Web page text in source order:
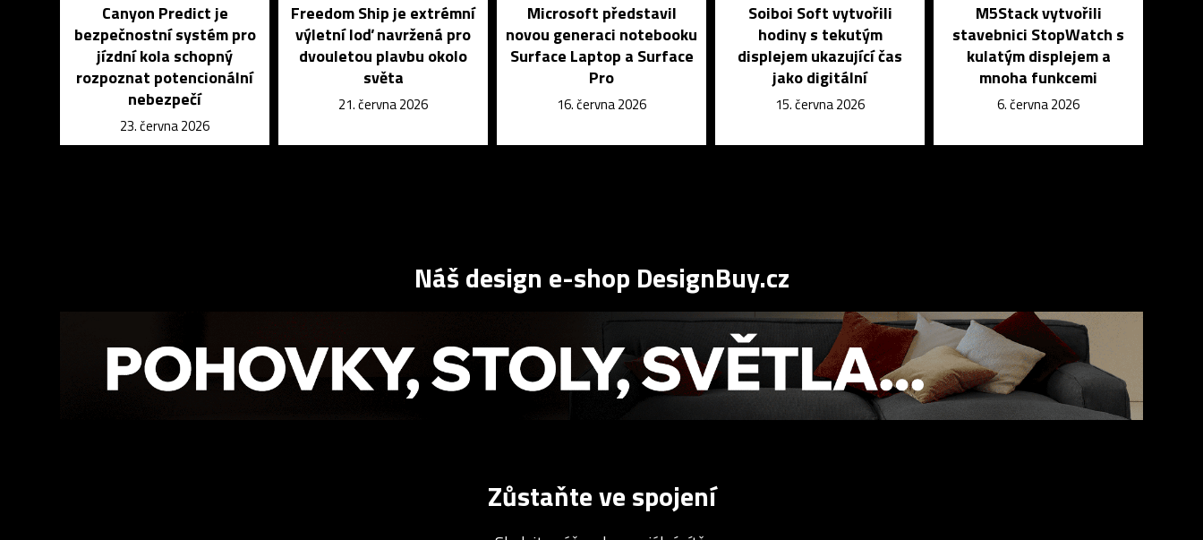
Canyon Predict je
bezpečnostní systém pro
jízdní kola schopný
rozpoznat potencionální
nebezpečí
23. června 2026
Freedom Ship je extrémní
výletní loď navržená pro
dvouletou plavbu okolo
světa
21. června 2026
Microsoft představil
novou generaci notebooku
Surface Laptop a Surface
Pro
16. června 2026
Soiboi Soft vytvořili
hodiny s tekutým
displejem ukazující čas
jako digitální
15. června 2026
M5Stack vytvořili
stavebnici StopWatch s
kulatým displejem a
mnoha funkcemi
6. června 2026
Náš design e-shop DesignBuy.cz
Zůstaňte ve spojení